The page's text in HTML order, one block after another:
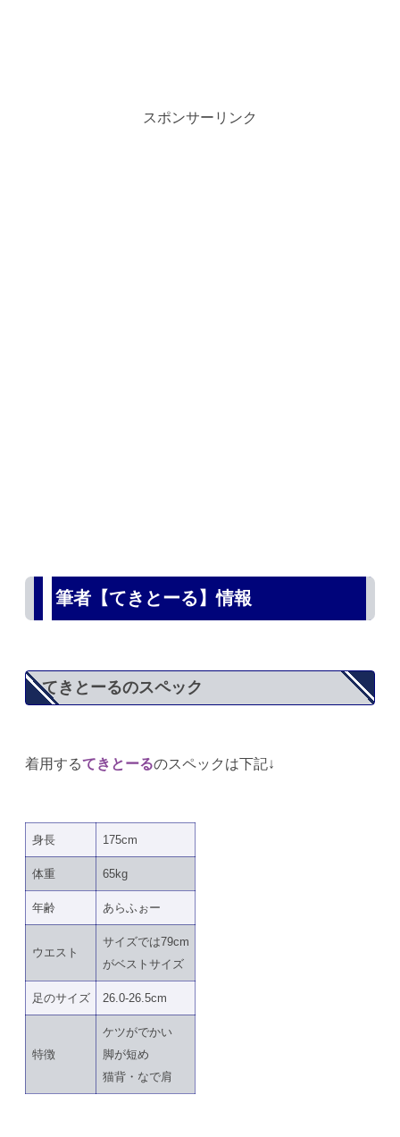
スポンサーリンク
筆者【てきとーる】情報
てきとーるのスペック
着用するてきとーるのスペックは下記↓
身長 175cm
体重 65kg
年齢 あらふぉー
ウエスト
サイズでは79cm
がベストサイズ
足のサイズ 26.0-26.5cm
特徴
ケツがでかい
脚が短め
猫背・なで肩